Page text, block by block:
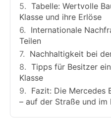
Tabelle: Wertvolle
Klasse und ihre Erlöse
Internationale
Teilen
Nachhaltigkeit bei
Tipps für Besitzer
Klasse
Fazit: Die Mercedes
– auf der Straße und im